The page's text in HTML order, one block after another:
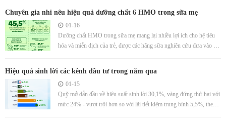
Chuyên gia nhi nêu hiệu quả dưỡng chất 6 HMO trong sữa mẹ
01-16
Dưỡng chất HMO trong sữa mẹ mang lại nhiều lợi ích cho hệ tiêu
hóa và miễn dịch của trẻ, được các hãng sữa nghiên cứu đưa vào các
Hiệu quả sinh lời các kênh đầu tư trong năm qua
01-15
Quỹ mở dẫn đầu về hiệu suất sinh lời 30,1%, vàng đứng thứ hai với
mức 24% - vượt trội hơn so với lãi tiết kiệm trung bình 5,5%, theo